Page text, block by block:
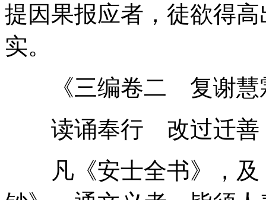
提因果报应者，徒欲得
实。
《三编卷二 复谢慧
读诵奉行 改过迁善
凡《安士全书》，及